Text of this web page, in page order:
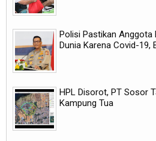
Polisi Pastikan Anggota
Dunia Karena Covid-19,
HPL Disorot, PT Sosor
Kampung Tua